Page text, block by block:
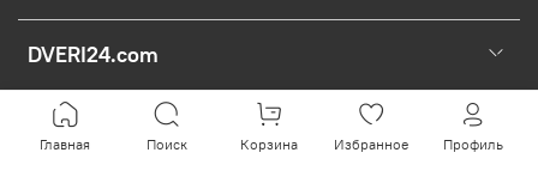
DVERI24.com
Главная Поиск Корзина Избранное Профиль